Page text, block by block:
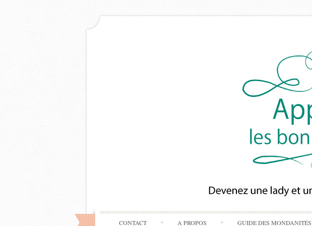
CONTACT A PROPOS GUIDE DES MONDANITÉS